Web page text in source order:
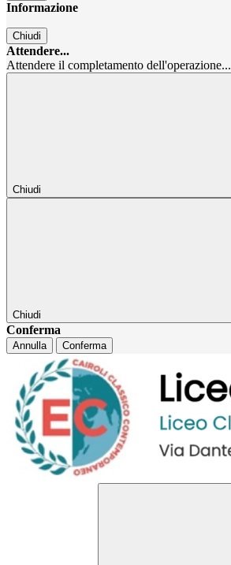
Informazione
Chiudi
Attendere...
Attendere il completamento dell'operazione...
Chiudi
Chiudi
Conferma
Annulla Conferma